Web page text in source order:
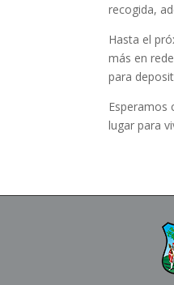
recogida,
Hasta el
más en
para
Esperamos
lugar para